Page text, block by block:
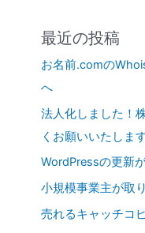
最近の投稿
お名前.comの
へ
法人化しました！
くお願いいたしま
WordPressの更新
小規模事業主が取
売れるキャッチコ